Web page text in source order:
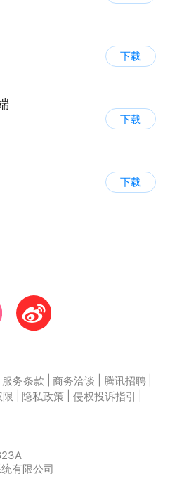
下载
下载
下载
服务条款 商务洽谈 腾讯招聘
限 隐私政策 侵权投诉指引
有限公司